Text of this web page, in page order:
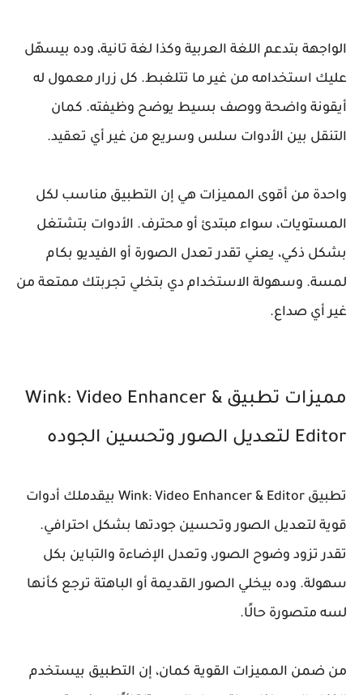
الواجهة بتدعم اللغة العربية وكذا لغة تانية، وده بيسهّل
عليك استخدامه من غير ما تتلغبط. كل زرار معمول له
أيقونة واضحة ووصف بسيط يوضح وظيفته. كمان
التنقل بين الأدوات سلس وسريع من غير أي تعقيد.
واحدة من أقوى المميزات هي إن التطبيق مناسب لكل
المستويات، سواء مبتدئ أو محترف. الأدوات بتشتغل
بشكل ذكي، يعني تقدر تعدل الصورة أو الفيديو بكام
لمسة. وسهولة الاستخدام دي بتخلي تجربتك ممتعة من
غير أي صداع.
مميزات تطبيق Wink: Video Enhancer &
Editor لتعديل الصور وتحسين الجوده
تطبيق Wink: Video Enhancer & Editor بيقدملك أدوات
قوية لتعديل الصور وتحسين جودتها بشكل احترافي.
تقدر تزود وضوح الصور، وتعدل الإضاءة والتباين بكل
سهولة. وده بيخلي الصور القديمة أو الباهتة ترجع كأنها
لسه متصورة حالًا.
من ضمن المميزات القوية كمان، إن التطبيق بيستخدم